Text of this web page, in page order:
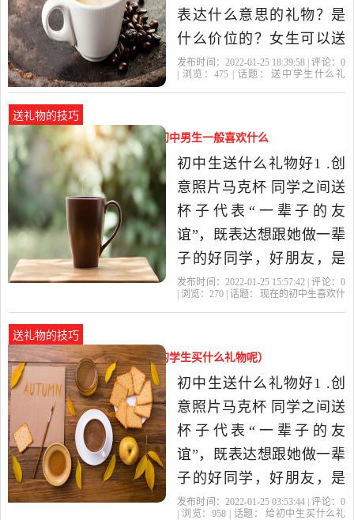
能在...
表达什么意思的礼物？是
什么价位的？女生可以送
娃娃啊，男生就送一些运
说说，有问题我随时乐意
帮助】初中生送什么礼物
好1 .创意照片马克杯 同学
之间送
发布时间：2022-01-25 18:39:58 | 评论： 0
| 浏览：475 | 话题：
送中学生什么礼
送礼物的技巧
现在的初中生喜欢什么礼物（初中男生一般喜欢什么
礼物）
初中生送什么礼物好1 .创
意照片马克杯 同学之间送
杯子代表“一辈子的友
谊”，既表达想跟她做一辈
子的好同学，好朋友，是
最能拉近同学感情的礼
就能显现照片，非常有创
意。 2.盏启明灯，白天吸
收阳光晚上就能发光。还
能在...
发布时间：2022-01-25 15:57:42 | 评论： 0
| 浏览： 270 | 话题：
现在的初中生喜欢什
送礼物的技巧
给初中生买什么礼物（给初中的学生买什么礼物呢）
初中生送什么礼物好1 .创
意照片马克杯 同学之间送
杯子代表“一辈子的友
谊”，既表达想跟她做一辈
子的好同学，好朋友，是
最能拉近同学感情的礼
发布时间：2022-01-25 03:53:44 | 评论： 0
| 浏览： 958 | 话题：
给初中生买什么礼